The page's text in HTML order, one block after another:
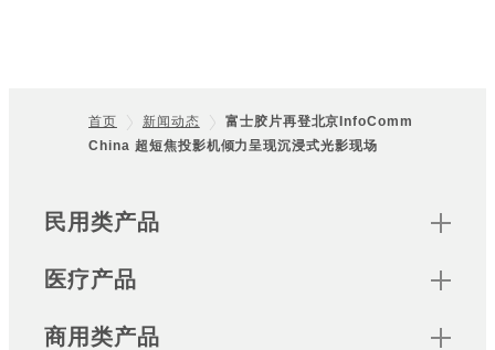
Footer
首页 新闻动态
富士胶片再登北京InfoComm
China 超短焦投影机倾力呈现沉浸式光影现场
Sitemap
民用类产品
医疗产品
商用类产品